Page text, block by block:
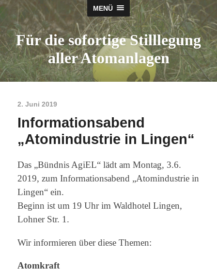
MENÜ
Für die sofortige Stilllegung
aller Atomanlagen
2. Juni 2019
Informationsabend
„Atomindustrie in Lingen“
Das „Bündnis AgiEL“ lädt am Montag, 3.6.
2019, zum Informationsabend „Atomindustrie in
Lingen“ ein.
Beginn ist um 19 Uhr im Waldhotel Lingen,
Lohner Str. 1.
Wir informieren über diese Themen:
Atomkraft